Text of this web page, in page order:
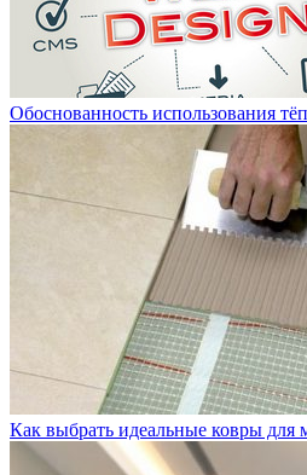
Обоснованность использования
Как выбрать идеальные ковры для